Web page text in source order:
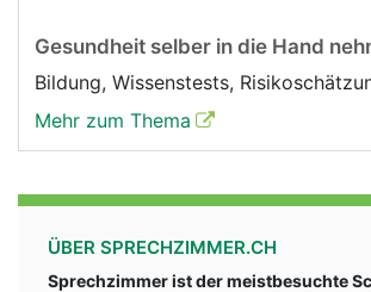
Gesundheit selber in die Hand
Bildung, Wissenstests,
Mehr zum Thema
ÜBER SPRECHZIMMER.CH
Sprechzimmer ist der meistbesuchte